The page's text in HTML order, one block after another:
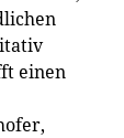
einen